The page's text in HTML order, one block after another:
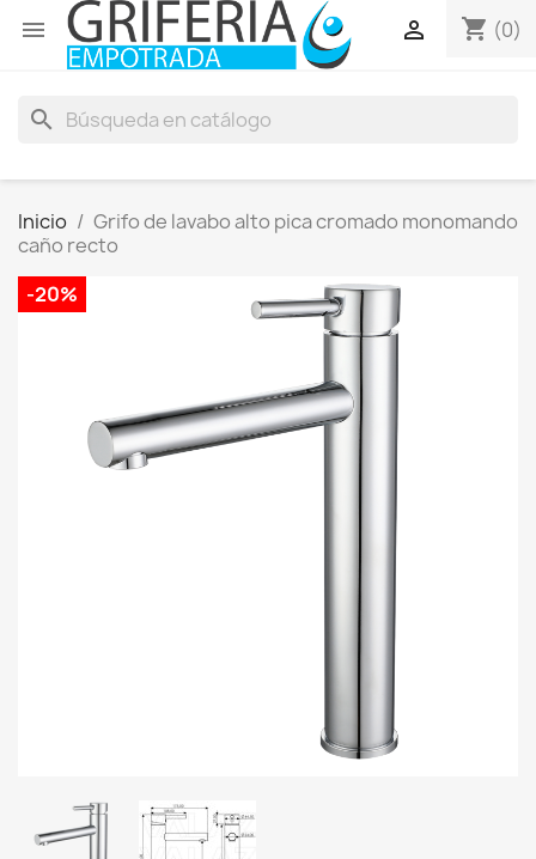
 shopping_cart (0)

search
Inicio
Grifo de lavabo alto pica cromado monomando
caño recto
-20%